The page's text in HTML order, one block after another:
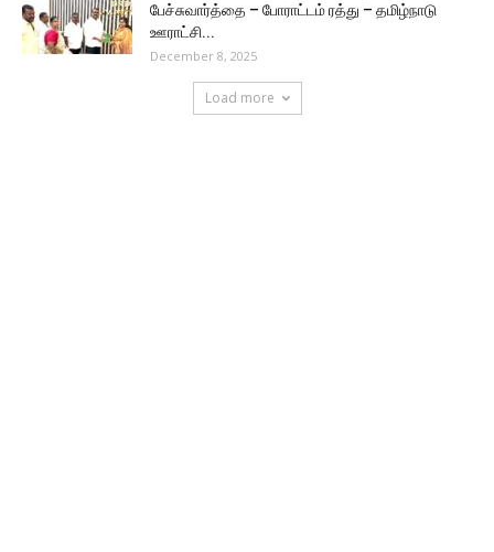
பேச்சுவார்த்தை – போராட்டம் ரத்து – தமிழ்நாடு
ஊராட்சி...
December 8, 2025
Load more